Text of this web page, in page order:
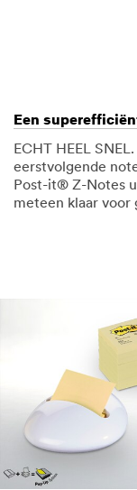
Een
ECHT HEEL
eerstvolgende
Post-it® Z-Notes
meteen klaar voor